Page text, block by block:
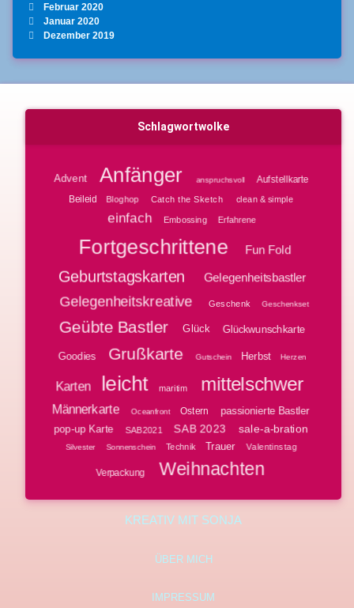
Februar 2020
Januar 2020
Dezember 2019
Schlagwortwolke
Advent Anfänger anspruchsvoll
Aufstellkarte
Beileid
Bloghop Catch the Sketch clean & simple
einfach Embossing Erfahrene
Fortgeschrittene Fun Fold
Geburtstagskarten Gelegenheitsbastler
Gelegenheitskreative Geschenk Geschenkset
Geübte Bastler Glück Glückwunschkarte
Goodies Grußkarte Gutschein Herbst Herzen
Karten leicht maritim mittelschwer
Männerkarte Oceanfront Ostern
passionierte Bastler
pop-up Karte
SAB2021 SAB 2023 sale-a-bration
Silvester Sonnenschein Technik Trauer Valentinstag
Verpackung Weihnachten
KREATIV MIT SONJA
ÜBER MICH
IMPRESSUM